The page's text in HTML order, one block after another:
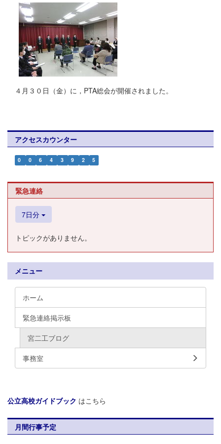
４月３０日（金）に，PTA総会が開催されました。
アクセスカウンター
0 0 6 4 3 9 2 5
緊急連絡
7日分
トピックがありません。
メニュー
ホーム
緊急連絡掲示板
宮二工ブログ
事務室
公立高校ガイドブック はこちら
月間行事予定